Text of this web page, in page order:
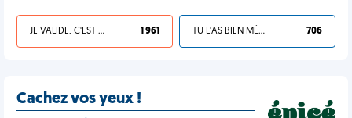
JE VALIDE, C'EST UNE VDM 1 961 TU L'AS BIEN MÉRITÉ 706
Cachez vos yeux !